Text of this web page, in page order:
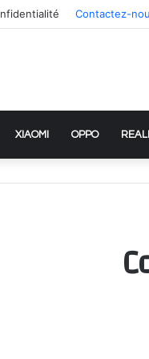
Contactez-
XIAOMI OPPO